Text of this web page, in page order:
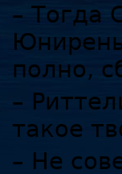
– Тогда
полно,
–
такое
– Не